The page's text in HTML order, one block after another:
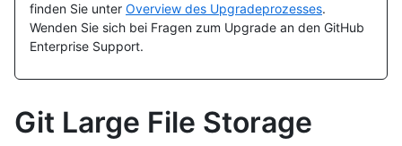
finden Sie unter Overview des Upgradeprozesses.
Wenden Sie sich bei Fragen zum Upgrade an den GitHub
Enterprise Support.
Git Large File Storage